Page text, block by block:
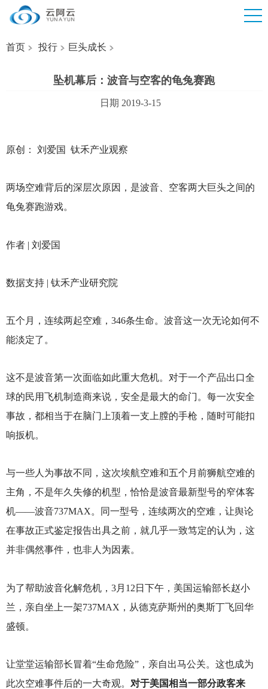
首页 投行 巨头成长
坠机幕后：波音与空客的龟兔赛跑
日期 2019-3-15
原创： 刘爱国 钛禾产业观察
两场空难背后的深层次原因，是波音、空客两大巨头之间的
龟兔赛跑游戏。
作者 | 刘爱国
数据支持 | 钛禾产业研究院
五个月，连续两起空难，346条生命。波音这一次无论如何不
能淡定了。
这不是波音第一次面临如此重大危机。对于一个产品出口全
球的民用飞机制造商来说，安全是最大的命门。每一次安全
事故，都相当于在脑门上顶着一支上膛的手枪，随时可能扣
响扳机。
与一些人为事故不同，这次埃航空难和五个月前狮航空难的
主角，不是年久失修的机型，恰恰是波音最新型号的窄体客
机——波音737MAX。同一型号，连续两次的空难，让舆论
在事故正式鉴定报告出具之前，就几乎一致笃定的认为，这
并非偶然事件，也非人为因素。
为了帮助波音化解危机，3月12日下午，美国运输部长赵小
兰，亲自坐上一架737MAX，从德克萨斯州的奥斯丁飞回华
盛顿。
让堂堂运输部长冒着“生命危险”，亲自出马公关。这也成为
此次空难事件后的一大奇观。 对于美国相当一部分政客来